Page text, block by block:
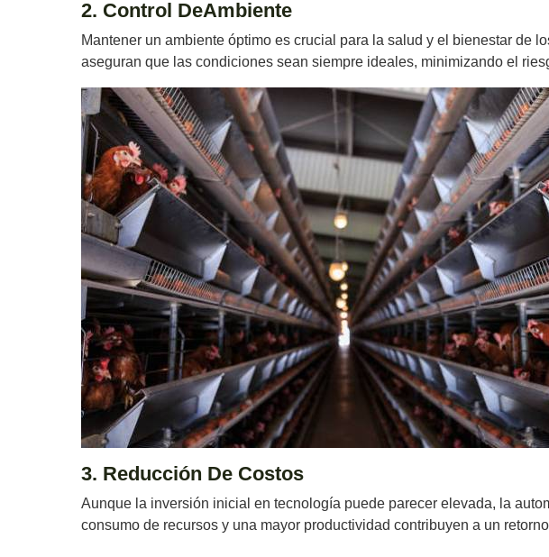
2. Control DeAmbiente
Mantener un ambiente óptimo es crucial para la salud y el bienestar de
aseguran que las condiciones sean siempre ideales, minimizando el
3. Reducción De Costos
Aunque la inversión inicial en tecnología puede parecer elevada, la
consumo de recursos y una mayor productividad contribuyen a un